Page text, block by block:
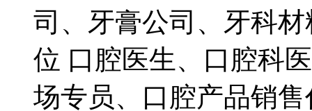
司、牙膏公司、牙科
位 口腔医生、口腔科
场专员、口腔产品销